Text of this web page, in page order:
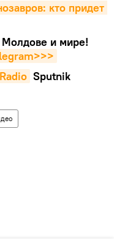
кто придет
Молдове и мире!
Radio Sputnik